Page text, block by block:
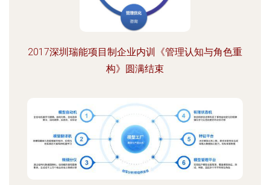
2017深圳瑞能项目制企业内训《管理认知与角色重
构》圆满结束